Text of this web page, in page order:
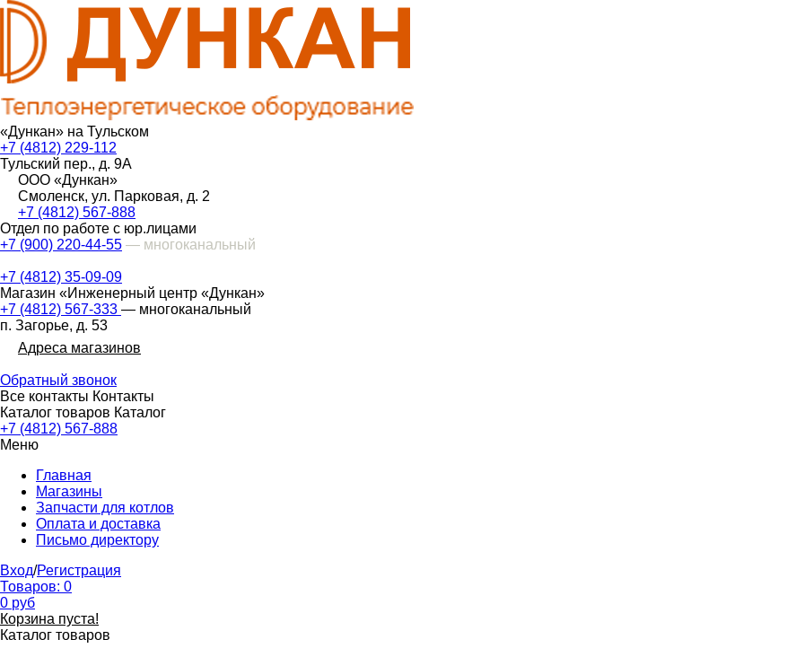
«Дункан» на Тульском
+7 (4812) 229-112
Тульский пер., д. 9А
ООО «Дункан»
Смоленск, ул. Парковая, д. 2
+7 (4812) 567-888
Отдел по работе с юр.лицами
+7 (900) 220-44-55 — многоканальный
+7 (4812) 35-09-09
Магазин «Инженерный центр «Дункан»
+7 (4812) 567-333 — многоканальный
п. Загорье, д. 53
Адреса магазинов
Обратный звонок
Все контакты Контакты
Каталог товаров Каталог
+7 (4812) 567-888
Меню
Главная
Магазины
Запчасти для котлов
Оплата и доставка
Письмо директору
Вход/Регистрация
Товаров: 0
0 руб
Корзина пуста!
Каталог товаров